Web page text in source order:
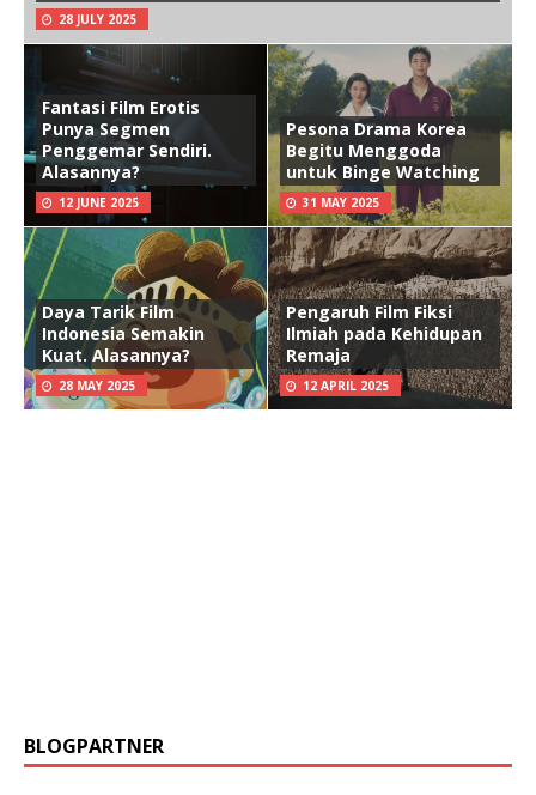
28 JULY 2025
Fantasi Film Erotis
Punya Segmen
Penggemar Sendiri.
Alasannya?
12 JUNE 2025
Pesona Drama Korea
Begitu Menggoda
untuk Binge Watching
31 MAY 2025
Daya Tarik Film
Indonesia Semakin
Kuat. Alasannya?
28 MAY 2025
Pengaruh Film Fiksi
Ilmiah pada Kehidupan
Remaja
12 APRIL 2025
BLOGPARTNER